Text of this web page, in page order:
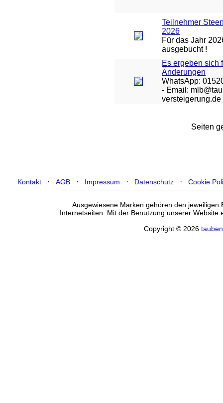
Teilnehmer
2026
Für das Jahr
ausgebucht !
Es ergeben sich
Änderungen
WhatsApp:
- Email:
versteigerung.de
Seiten
Kontakt · AGB · Impressum · Datenschutz · Cookie
Ausgewiesene Marken gehören den
Internetseiten. Mit der Benutzung unserer Website
Copyright © 2026